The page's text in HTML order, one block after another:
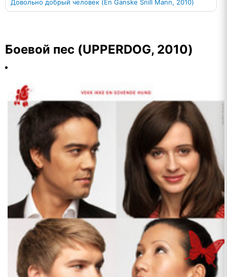
Довольно добрый человек (En Ganske Snill Mann, 2010)
Боевой пес (UPPERDOG, 2010)